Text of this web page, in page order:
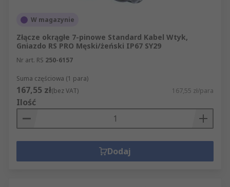
W magazynie
Złącze okrągłe 7-pinowe Standard Kabel Wtyk,
Gniazdo RS PRO Męski/żeński IP67 SY29
Nr art. RS 250-6157
Suma częściowa (1 para)
167,55 zł(bez VAT) 167,55 zł/para
Ilość
Dodaj